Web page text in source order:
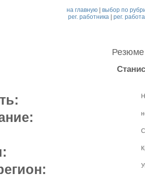
на главную |выбор по
рег. работника| рег.